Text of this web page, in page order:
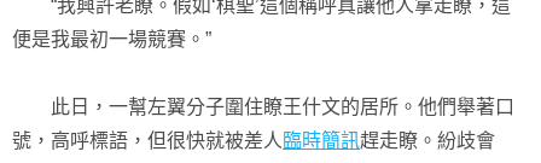
“我興許老瞭。假如‘棋聖’這個稱呼真讓他人拿走瞭，這
便是我最初一場競賽。”
此日，一幫左翼分子圍住瞭王什文的居所。他們舉著口
號，高呼標語，但很快就被差人 臨時簡訊趕走瞭。紛歧會